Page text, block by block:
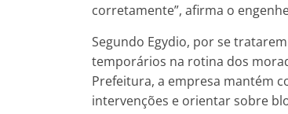
corretamente”, afirma o
Segundo Egydio, por se
temporários na rotina dos
Prefeitura, a empresa mantém
intervenções e orientar sobre